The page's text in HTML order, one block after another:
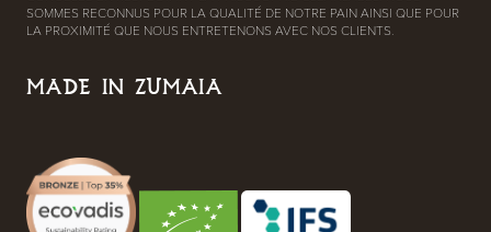
SOMMES RECONNUS POUR LA QUALITÉ DE NOTRE PAIN AINSI QUE POUR
LA PROXIMITÉ QUE NOUS ENTRETENONS AVEC NOS CLIENTS.
MADE IN ZUMAIA